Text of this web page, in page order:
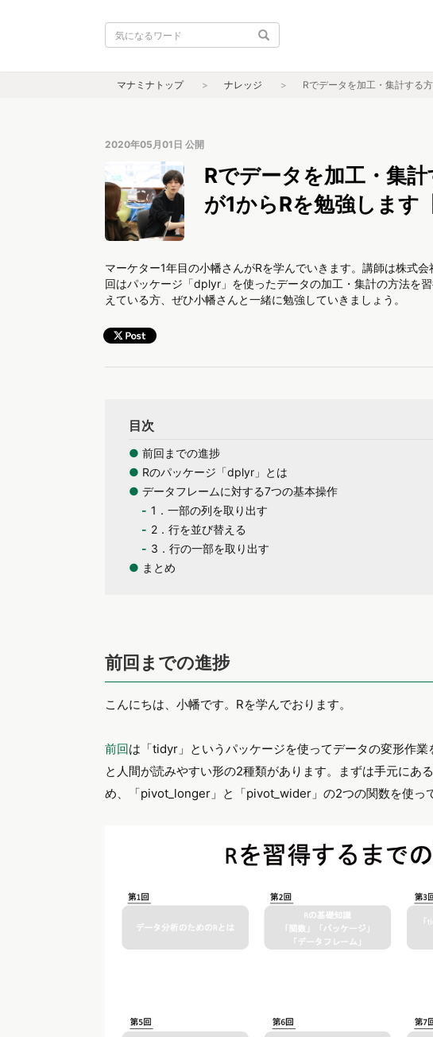
マナミナトップ ナレッジ Rでデータを加工・集計する
2020年05月01日 公開
Rでデータを加工・集
が1からRを勉強します
マーケター1年目の小幡さんがRを学んでいきます。講師は株式
回はパッケージ「dplyr」を使ったデータの加工・集計の方法を
えている方、ぜひ小幡さんと一緒に勉強していきましょう。
目次
● 前回までの進捗
● Rのパッケージ「dplyr」とは
● データフレームに対する7つの基本操作
1．一部の列を取り出す
2．行を並び替える
3．行の一部を取り出す
● まとめ
前回までの進捗
こんにちは、小幡です。Rを学んでおります。
前回は「tidyr」というパッケージを使ってデータの変形作
と人間が読みやすい形の2種類があります。まずは手元にあ
め、「pivot_longer」と「pivot_wider」の2つの関数を使っ